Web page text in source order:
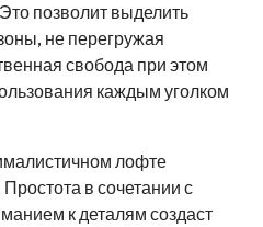
позволит выделить
не перегружая
свобода при этом
каждым уголком
лофте
в сочетании с
к деталям создаст